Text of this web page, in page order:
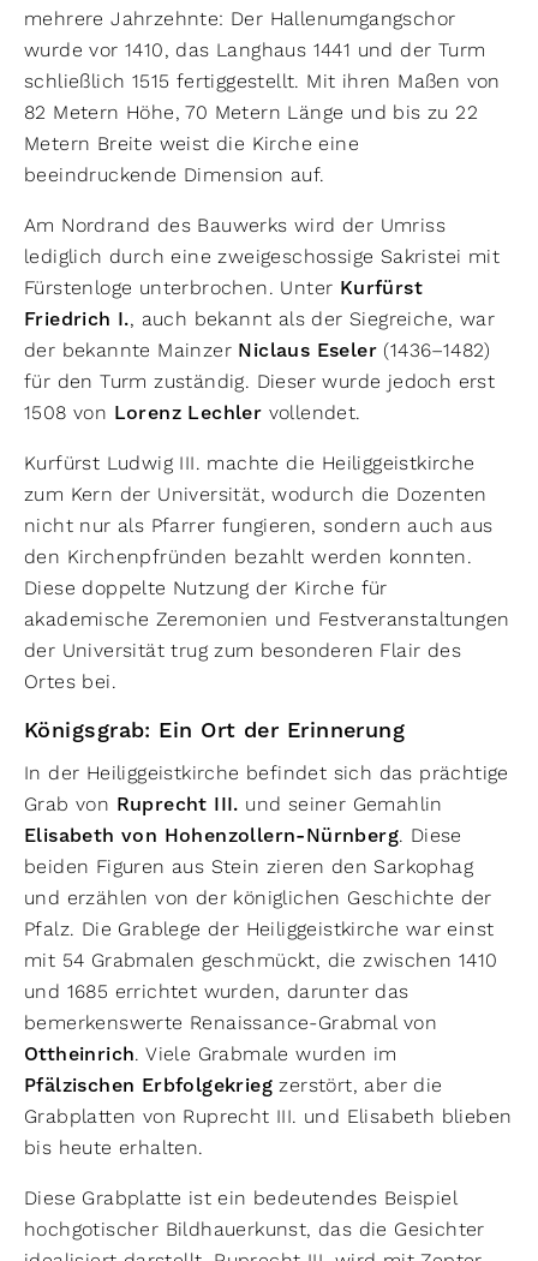
mehrere Jahrzehnte: Der Hallenumgangschor
wurde vor 1410, das Langhaus 1441 und der Turm
schließlich 1515 fertiggestellt. Mit ihren Maßen von
82 Metern Höhe, 70 Metern Länge und bis zu 22
Metern Breite weist die Kirche eine
beeindruckende Dimension auf.
Am Nordrand des Bauwerks wird der Umriss
lediglich durch eine zweigeschossige Sakristei mit
Fürstenloge unterbrochen. Unter Kurfürst
Friedrich I., auch bekannt als der Siegreiche, war
der bekannte Mainzer Niclaus Eseler (1436–1482)
für den Turm zuständig. Dieser wurde jedoch erst
1508 von Lorenz Lechler vollendet.
Kurfürst Ludwig III. machte die Heiliggeistkirche
zum Kern der Universität, wodurch die Dozenten
nicht nur als Pfarrer fungieren, sondern auch aus
den Kirchenpfründen bezahlt werden konnten.
Diese doppelte Nutzung der Kirche für
akademische Zeremonien und Festveranstaltungen
der Universität trug zum besonderen Flair des
Ortes bei.
Königsgrab: Ein Ort der Erinnerung
In der Heiliggeistkirche befindet sich das prächtige
Grab von Ruprecht III. und seiner Gemahlin
Elisabeth von Hohenzollern-Nürnberg. Diese
beiden Figuren aus Stein zieren den Sarkophag
und erzählen von der königlichen Geschichte der
Pfalz. Die Grablege der Heiliggeistkirche war einst
mit 54 Grabmalen geschmückt, die zwischen 1410
und 1685 errichtet wurden, darunter das
bemerkenswerte Renaissance-Grabmal von
Ottheinrich. Viele Grabmale wurden im
Pfälzischen Erbfolgekrieg zerstört, aber die
Grabplatten von Ruprecht III. und Elisabeth blieben
bis heute erhalten.
Diese Grabplatte ist ein bedeutendes Beispiel
hochgotischer Bildhauerkunst, das die Gesichter